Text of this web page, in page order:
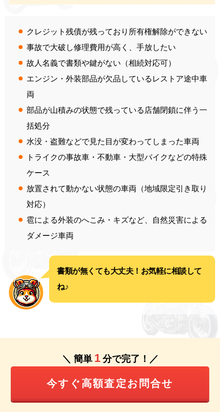
クレジット残債が残っており所有権解除ができない
事故で大破し修理費用が高く、手放したい
故人名義で書類や鍵がない（相続対応可）
エンジン・外装部品が欠品しているレストア途中車
両
部品が山積みの状態で残っている店舗閉鎖に伴う一
括処分
水没・盗難などで見た目が変わってしまった車両
トライクの事故車・不動車・大型バイクなどの特殊
ケース
放置されて動かない状態の車両（地域限定引き取り
対応）
雹による外装のへこみ・キズなど、自然災害による
ダメージ車両
書類が無くても大丈夫！お気軽に相談して
ね♪
＼ 簡単 1 分で完了！／
今すぐ高額査定お問合せ